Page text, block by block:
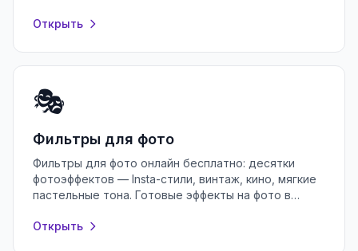
Открыть
🎭
Фильтры для фото
Фильтры для фото онлайн бесплатно: десятки
фотоэффектов — Insta-стили, винтаж, кино, мягкие
пастельные тона. Готовые эффекты на фото в
Открыть